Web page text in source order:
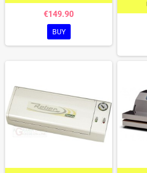
€149.90
BUY